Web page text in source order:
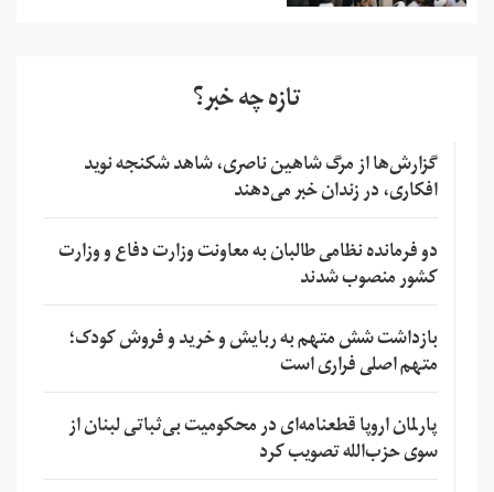
تازه چه خبر؟
گزارش‌ها از مرگ شاهین ناصری، شاهد شکنجه نوید
افکاری، در زندان خبر می‌دهند
دو فرمانده نظامی طالبان به معاونت وزارت دفاع و وزارت
کشور منصوب شدند
بازداشت شش متهم به ربایش و خرید و فروش کودک؛
متهم اصلی فراری است
پارلمان اروپا قطعنامه‌ای در محکومیت بی‌ثباتی لبنان از
سوی حزب‌الله تصویب کرد